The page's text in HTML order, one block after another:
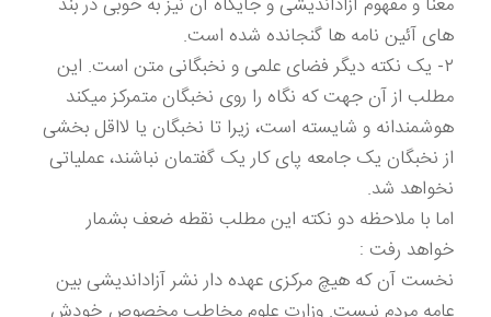
های آئین نامه ها گنجانده شده است.
۲- یک نکته دیگر فضای علمی و نخبگانی متن است. این
مطلب از آن جهت که نگاه را روی نخبگان متمرکز میکند
هوشمندانه و شایسته است، زیرا تا نخبگان یا لااقل بخشی
از نخبگان یک جامعه پای کار یک گفتمان نباشند، عملیاتی
نخواهد شد.
اما با ملاحظه دو نکته این مطلب نقطه ضعف بشمار
خواهد رفت :
نخست آن که هیچ مرکزی عهده دار نشر آزاداندیشی بین